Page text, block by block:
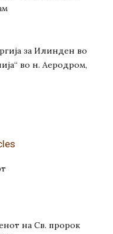
за Илинден во
во н. Аеродром,
на Св. пророк